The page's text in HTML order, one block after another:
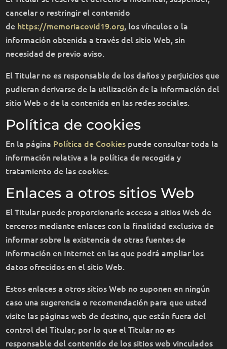
cancelar o restringir el contenido
de https://memoriacovid19.org, los vínculos o la
información obtenida a través del sitio Web, sin
necesidad de previo aviso.
El Titular no es responsable de los daños y perjuicios que
pudieran derivarse de la utilización de la información del
sitio Web o de la contenida en las redes sociales.
Política de cookies
En la página Política de Cookies puede consultar toda la
información relativa a la política de recogida y
tratamiento de las cookies.
Enlaces a otros sitios Web
El Titular puede proporcionarle acceso a sitios Web de
terceros mediante enlaces con la finalidad exclusiva de
informar sobre la existencia de otras fuentes de
información en Internet en las que podrá ampliar los
datos ofrecidos en el sitio Web.
Estos enlaces a otros sitios Web no suponen en ningún
caso una sugerencia o recomendación para que usted
visite las páginas web de destino, que están fuera del
control del Titular, por lo que el Titular no es
responsable del contenido de los sitios web vinculados